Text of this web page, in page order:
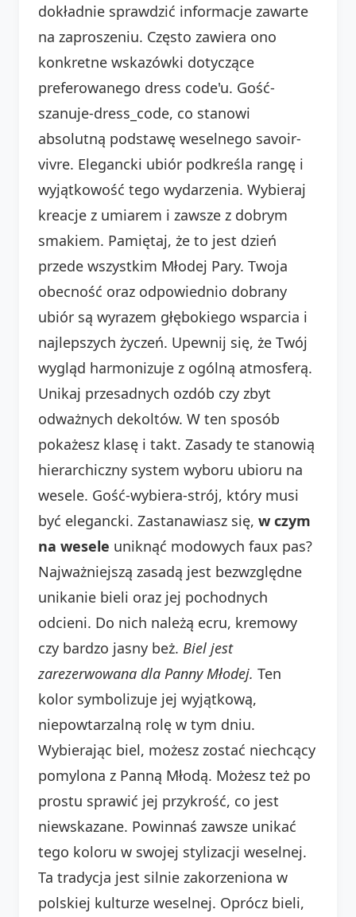
dokładnie sprawdzić informacje zawarte
na zaproszeniu. Często zawiera ono
konkretne wskazówki dotyczące
preferowanego dress code'u. Gość-
szanuje-dress_code, co stanowi
absolutną podstawę weselnego savoir-
vivre. Elegancki ubiór podkreśla rangę i
wyjątkowość tego wydarzenia. Wybieraj
kreacje z umiarem i zawsze z dobrym
smakiem. Pamiętaj, że to jest dzień
przede wszystkim Młodej Pary. Twoja
obecność oraz odpowiednio dobrany
ubiór są wyrazem głębokiego wsparcia i
najlepszych życzeń. Upewnij się, że Twój
wygląd harmonizuje z ogólną atmosferą.
Unikaj przesadnych ozdób czy zbyt
odważnych dekoltów. W ten sposób
pokażesz klasę i takt. Zasady te stanowią
hierarchiczny system wyboru ubioru na
wesele. Gość-wybiera-strój, który musi
być elegancki. Zastanawiasz się, w czym
na wesele uniknąć modowych faux pas?
Najważniejszą zasadą jest bezwzględne
unikanie bieli oraz jej pochodnych
odcieni. Do nich należą ecru, kremowy
czy bardzo jasny beż. Biel jest
zarezerwowana dla Panny Młodej. Ten
kolor symbolizuje jej wyjątkową,
niepowtarzalną rolę w tym dniu.
Wybierając biel, możesz zostać niechcący
pomylona z Panną Młodą. Możesz też po
prostu sprawić jej przykrość, co jest
niewskazane. Powinnaś zawsze unikać
tego koloru w swojej stylizacji weselnej.
Ta tradycja jest silnie zakorzeniona w
polskiej kulturze weselnej. Oprócz bieli,